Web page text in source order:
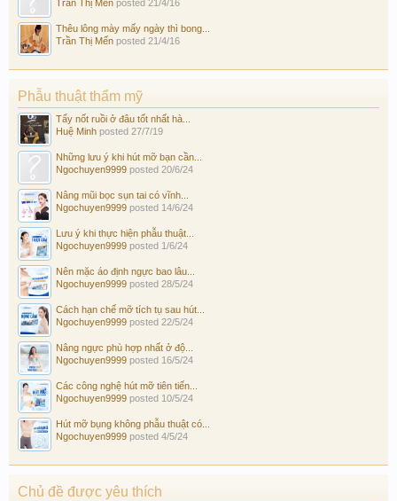
Trần Thị Mến posted 21/4/16
Thêu lông mày mấy ngày thì bong...
Trần Thị Mến posted 21/4/16
Phẫu thuật thẩm mỹ
Tẩy nốt ruồi ở đâu tốt nhất hà...
Huệ Minh posted 27/7/19
Những lưu ý khi hút mỡ bạn cần...
Ngochuyen9999 posted 20/6/24
Nâng mũi bọc sụn tai có vĩnh...
Ngochuyen9999 posted 14/6/24
Lưu ý khi thực hiện phẫu thuật...
Ngochuyen9999 posted 1/6/24
Nên mặc áo định ngực bao lâu...
Ngochuyen9999 posted 28/5/24
Cách hạn chế mỡ tích tụ sau hút...
Ngochuyen9999 posted 22/5/24
Nâng ngực phù hợp nhất ở độ...
Ngochuyen9999 posted 16/5/24
Các công nghệ hút mỡ tiên tiến...
Ngochuyen9999 posted 10/5/24
Hút mỡ bụng không phẫu thuật có...
Ngochuyen9999 posted 4/5/24
Chủ đề được yêu thích